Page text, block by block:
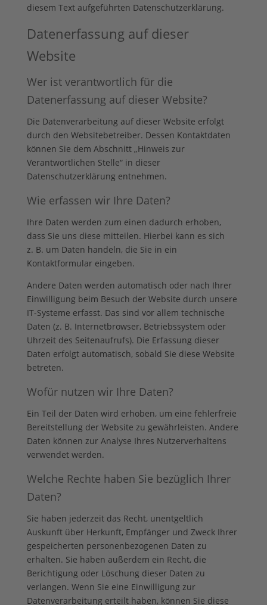
diesem Text aufgeführten Datenschutzerklärung.
Datenerfassung auf dieser
Website
Wer ist verantwortlich für die
Datenerfassung auf dieser Website?
Die Datenverarbeitung auf dieser Website erfolgt
durch den Websitebetreiber. Dessen Kontaktdaten
können Sie dem Abschnitt „Hinweis zur
Verantwortlichen Stelle“ in dieser
Datenschutzerklärung entnehmen.
Wie erfassen wir Ihre Daten?
Ihre Daten werden zum einen dadurch erhoben,
dass Sie uns diese mitteilen. Hierbei kann es sich
z. B. um Daten handeln, die Sie in ein
Kontaktformular eingeben.
Andere Daten werden automatisch oder nach Ihrer
Einwilligung beim Besuch der Website durch unsere
IT-Systeme erfasst. Das sind vor allem technische
Daten (z. B. Internetbrowser, Betriebssystem oder
Uhrzeit des Seitenaufrufs). Die Erfassung dieser
Daten erfolgt automatisch, sobald Sie diese Website
betreten.
Wofür nutzen wir Ihre Daten?
Ein Teil der Daten wird erhoben, um eine fehlerfreie
Bereitstellung der Website zu gewährleisten. Andere
Daten können zur Analyse Ihres Nutzerverhaltens
verwendet werden.
Welche Rechte haben Sie bezüglich Ihrer
Daten?
Sie haben jederzeit das Recht, unentgeltlich
Auskunft über Herkunft, Empfänger und Zweck Ihrer
gespeicherten personenbezogenen Daten zu
erhalten. Sie haben außerdem ein Recht, die
Berichtigung oder Löschung dieser Daten zu
verlangen. Wenn Sie eine Einwilligung zur
Datenverarbeitung erteilt haben, können Sie diese